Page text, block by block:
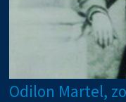
Odilon Martel,